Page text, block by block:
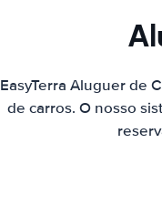
EasyTerra Aluguer de
de carros. O nosso